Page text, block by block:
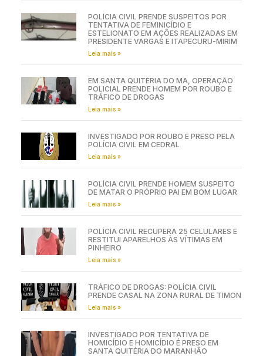
POLÍCIA CIVIL PRENDE SUSPEITOS POR
TENTATIVA DE FEMINICÍDIO E
ESTELIONATO EM AÇÕES REALIZADAS EM
PRESIDENTE VARGAS E ITAPECURU-MIRIM
Leia mais »
EM SANTA QUITÉRIA DO MA, OPERAÇÃO
POLICIAL PRENDE HOMEM POR ROUBO E
TRÁFICO DE DROGAS
Leia mais »
INVESTIGADO POR ROUBO É PRESO PELA
POLÍCIA CIVIL EM CEDRAL
Leia mais »
POLÍCIA CIVIL PRENDE HOMEM SUSPEITO
DE MATAR O PRÓPRIO PAI EM BOM LUGAR
Leia mais »
POLÍCIA CIVIL RECUPERA 25 CELULARES E
RESTITUI APARELHOS ÀS VÍTIMAS EM
PINHEIRO
Leia mais »
TRÁFICO DE DROGAS: POLÍCIA CIVIL
PRENDE CASAL NA ZONA RURAL DE TIMON
Leia mais »
INVESTIGADO POR TENTATIVA DE
HOMICÍDIO E HOMICÍDIO É PRESO EM
SANTA QUITÉRIA DO MARANHÃO